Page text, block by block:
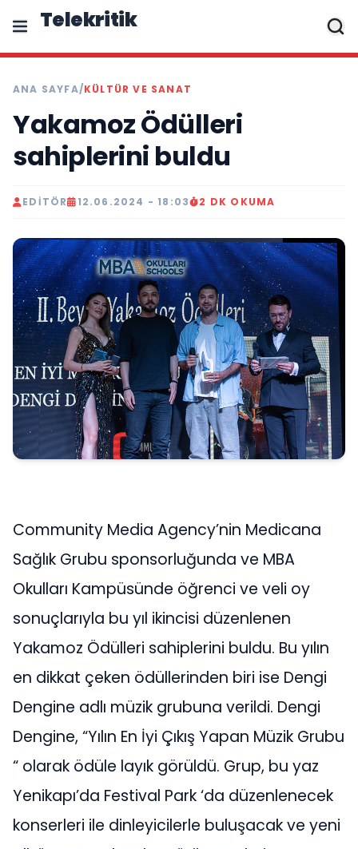
Telekritik
ANA SAYFA/KÜLTÜR VE SANAT
Yakamoz Ödülleri
sahiplerini buldu
EDITÖR 12.06.2024 - 18:03 2 DK OKUMA
Community Media Agency’nin Medicana
Sağlık Grubu sponsorluğunda ve MBA
Okulları Kampüsünde öğrenci ve veli oy
sonuçlarıyla bu yıl ikincisi düzenlenen
Yakamoz Ödülleri sahiplerini buldu. Bu yılın
en dikkat çeken ödüllerinden biri ise Dengi
Dengine adlı müzik grubuna verildi. Dengi
Dengine, “Yılın En İyi Çıkış Yapan Müzik Grubu
“ olarak ödüle layık görüldü. Grup, bu yaz
Yenikapı’da Festival Park ‘da düzenlenecek
konserleri ile dinleyicilerle buluşacak ve yeni